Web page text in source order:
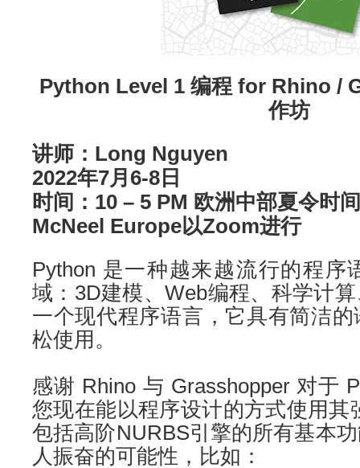
Python Level 1 编程 for Rhino /
作坊
讲师：Long Nguyen
2022年7月6-8日
时间：10 – 5 PM 欧洲中部夏令时间
McNeel Europe以Zoom进行
Python 是一种越来越流行的程序
域：3D建模、Web编程、科学计
一个现代程序语言，它具有简洁
松使用。
感谢 Rhino 与 Grasshopper 对于
您现在能以程序设计的方式使用其
包括高阶NURBS引擎的所有基本
人振奋的可能性，比如：